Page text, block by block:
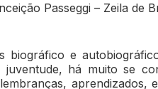
Passeggi – Zeila de
biográfico e
há muito se